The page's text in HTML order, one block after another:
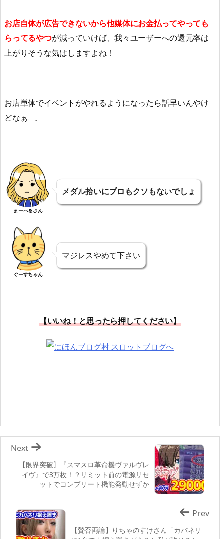
お店自体が広告できないから他媒体にお金払ってやっても
らってるやつが減っていけば、我々ユーザーへの還元率は
上がりそうな気はしますよね！
お店単体でイベントがやれるようになったら話早いんやけ
どなぁ…。
まーべるさん
メダル拾いにプロもクソもないでしょ
ぐーすちゃん
マジレスやめて下さい
【いいね！と思ったら押してください】
【限界突破】『スマスロ革命機ヴァルヴレ
イヴ』で3万枚！？リミット前の電源リセ
ットでコンプリート機能発動せずか
Next
【賛否両論】りちゃのすけさん「カバネリ
Prev